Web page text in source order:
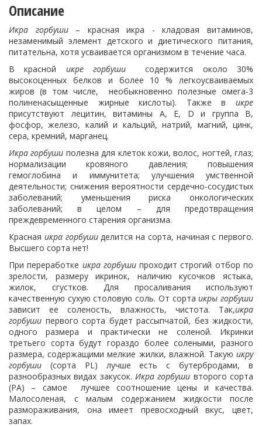
Описание
Икра горбуши– красная икра - кладовая витаминов,
незаменимый элемент детского и диетического питания,
питательна, хотя усваивается организмом в течение часа.
В красной икре горбуши содержится около 30%
высокоценных белков и более 10 % легкоусваиваемых
жиров (в том числе, необыкновенно полезные омега-3
полиненасыщенные жирные кислоты). Также в икре
присутствуют лецитин, витамины А, Е, D и группа В,
фосфор, железо, калий и кальций, натрий, магний, цинк,
сера, кремний, марганец.
Икра горбуши полезна для клеток кожи, волос, ногтей, глаз;
нормализации кровяного давления; повышения
гемоглобина и иммунитета; улучшения умственной
деятельности; снижения вероятности сердечно-сосудистых
заболеваний; уменьшения риска онкологических
заболеваний; в целом – для предотвращения
преждевременного старения организма.
Красная икра горбушиделится на сорта, начиная с первого.
Высшего сорта нет!
При переработке икра горбушипроходит строгий отбор по
зрелости, размеру икринок, наличию кусочков ястыка,
жилок, сгустков. Для просаливания используют
качественную сухую столовую соль. От сортаикры горбуши
зависит ее соленость, влажность, чистота. Так,икра
горбуши первого сорта будет рассыпчатой, без жидкости,
одного размера и практически не соленой. Икринки
третьего сорта будут гораздо более солеными, разного
размера, содержащими мелкие жилки, влажной. Такую икру
горбуши (сорта PL) лучше есть с бутербродами, в
разнообразных видах закусок. Икра горбуши второго сорта
(РА) – самое лучшее соотношение цены и качества.
Малосоленая, с малым содержанием жидкости после
размораживания, она имеет превосходный вкус, цвет,
запах.